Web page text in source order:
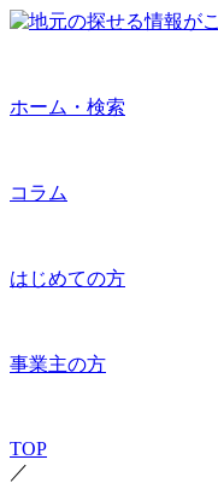
ホーム・検索
コラム
はじめての方
事業主の方
TOP
／